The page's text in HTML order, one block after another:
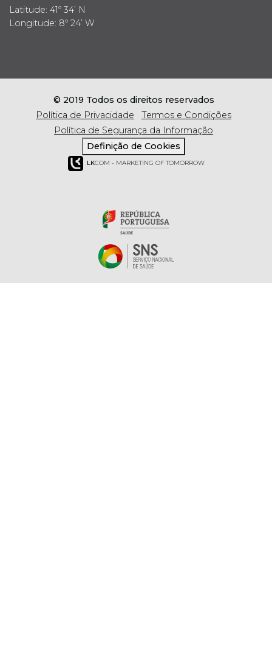
Latitude: 41º 34’ N
Longitude: 8º 24’ W
© 2019 Todos os direitos reservados
Política de Privacidade
Termos e Condições
Política de Segurança da Informação
Definição de Cookies
LKCOM - MARKETING OF TOMORROW